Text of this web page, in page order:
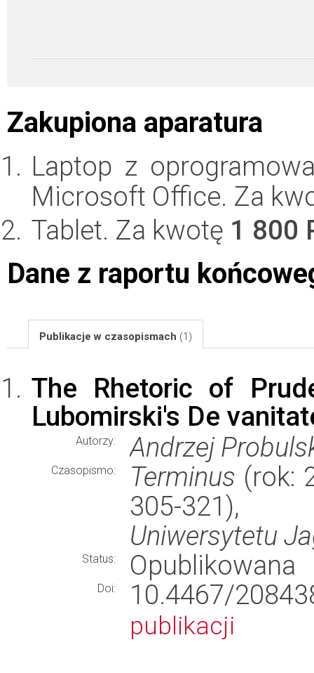
Zakupiona aparatura
Laptop z
Microsoft Office. Za
Tablet. Za kwotę 1 800
Dane z raportu
Publikacje w czasopismach (1)
The Rhetoric of
Lubomirski's De
Autorzy: Andrzej
Czasopismo: Terminus (rok:
305-
Uniwersytetu
Status: Opublikowana
Doi: 10.4467/
publikacji